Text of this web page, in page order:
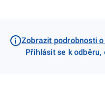
Zobrazit podrobnosti
Přihlásit se k odběru,